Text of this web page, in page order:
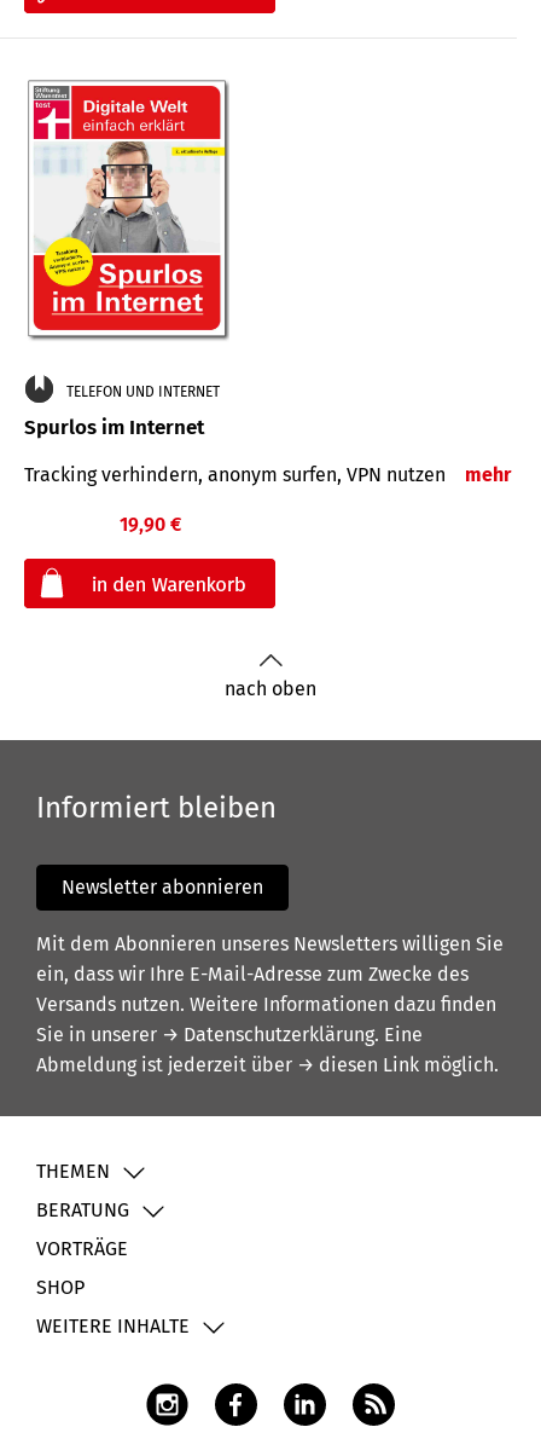
TELEFON UND INTERNET
Spurlos im Internet
Tracking verhindern, anonym surfen, VPN nutzen mehr
19,90 €
nach oben
Informiert bleiben
Newsletter abonnieren
Mit dem Abonnieren unseres Newsletters willigen Sie
ein, dass wir Ihre E-Mail-Adresse zum Zwecke des
Versands nutzen. Weitere Informationen dazu finden
Sie in unserer → Datenschutzerklärung. Eine
Abmeldung ist jederzeit über → diesen Link möglich.
THEMEN
BERATUNG
VORTRÄGE
SHOP
WEITERE INHALTE